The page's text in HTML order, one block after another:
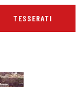
TESSERATI